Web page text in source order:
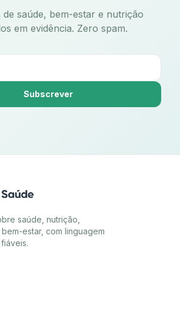
de saúde, bem-estar e nutrição
em evidência. Zero spam.
Subscrever
saúde, nutrição,
estar, com linguagem